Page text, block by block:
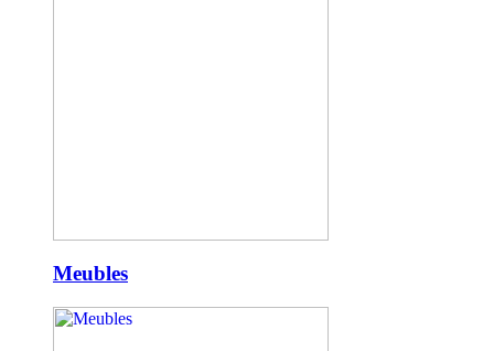
Meubles